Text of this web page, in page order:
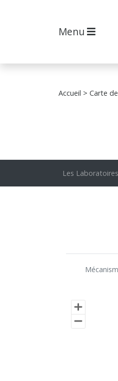
Menu
Accueil > Carte
Les Laboratoires